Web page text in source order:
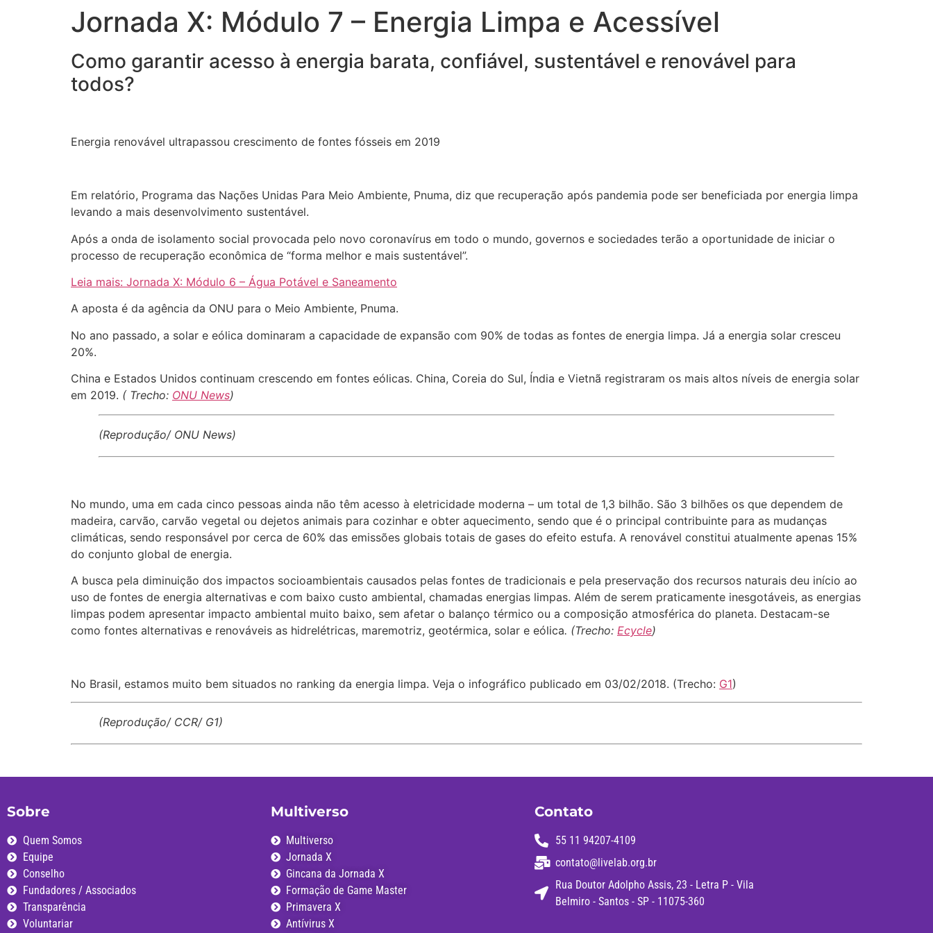
Jornada X: Módulo 7 – Energia Limpa e Acessível
Como garantir acesso à energia barata, confiável, sustentável e renovável para
todos?
Energia renovável ultrapassou crescimento de fontes fósseis em 2019
Em relatório, Programa das Nações Unidas Para Meio Ambiente, Pnuma, diz que recuperação após pandemia pode ser beneficiada por energia limpa
levando a mais desenvolvimento sustentável.
Após a onda de isolamento social provocada pelo novo coronavírus em todo o mundo, governos e sociedades terão a oportunidade de iniciar o
processo de recuperação econômica de “forma melhor e mais sustentável”.
Leia mais: Jornada X: Módulo 6 – Água Potável e Saneamento
A aposta é da agência da ONU para o Meio Ambiente, Pnuma.
No ano passado, a solar e eólica dominaram a capacidade de expansão com 90% de todas as fontes de energia limpa. Já a energia solar cresceu
20%.
China e Estados Unidos continuam crescendo em fontes eólicas. China, Coreia do Sul, Índia e Vietnã registraram os mais altos níveis de energia solar
em 2019. ( Trecho: ONU News)
(Reprodução/ ONU News)
No mundo, uma em cada cinco pessoas ainda não têm acesso à eletricidade moderna – um total de 1,3 bilhão. São 3 bilhões os que dependem de
madeira, carvão, carvão vegetal ou dejetos animais para cozinhar e obter aquecimento, sendo que é o principal contribuinte para as mudanças
climáticas, sendo responsável por cerca de 60% das emissões globais totais de gases do efeito estufa. A renovável constitui atualmente apenas 15%
do conjunto global de energia.
A busca pela diminuição dos impactos socioambientais causados pelas fontes de tradicionais e pela preservação dos recursos naturais deu início ao
uso de fontes de energia alternativas e com baixo custo ambiental, chamadas energias limpas. Além de serem praticamente inesgotáveis, as energias
limpas podem apresentar impacto ambiental muito baixo, sem afetar o balanço térmico ou a composição atmosférica do planeta. Destacam-se
como fontes alternativas e renováveis as hidrelétricas, maremotriz, geotérmica, solar e eólica. (Trecho: Ecycle)
No Brasil, estamos muito bem situados no ranking da energia limpa. Veja o infográfico publicado em 03/02/2018. (Trecho: G1)
(Reprodução/ CCR/ G1)
Sobre
Quem Somos
Equipe
Conselho
Fundadores / Associados
Transparência
Voluntariar
Multiverso
Multiverso
Jornada X
Gincana da Jornada X
Formação de Game Master
Primavera X
Antívirus X
Contato
55 11 94207-4109
contato@livelab.org.br
Rua Doutor Adolpho Assis, 23 - Letra P - Vila
Belmiro - Santos - SP - 11075-360